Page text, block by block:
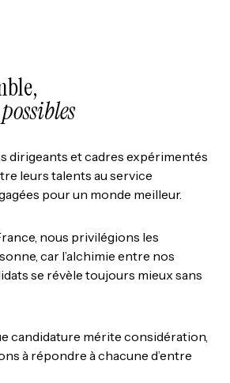
dirigeants et cadres expérimentés
leurs talents au service
pour un monde meilleur.
nous privilégions les
car l’alchimie entre nos
se révèle toujours mieux sans
candidature mérite considération,
à répondre à chacune d’entre